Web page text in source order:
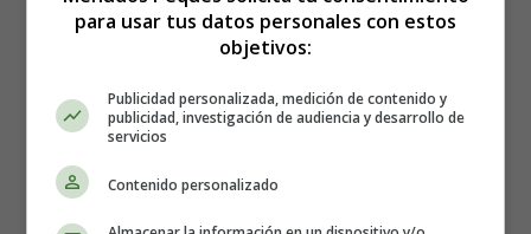
Nacimiento de Jesús -
Colorear Dibujos
para usar tus datos personales con estos
objetivos:
Publicidad personalizada, medición de contenido y
publicidad, investigación de audiencia y desarrollo de
servicios
Contenido personalizado